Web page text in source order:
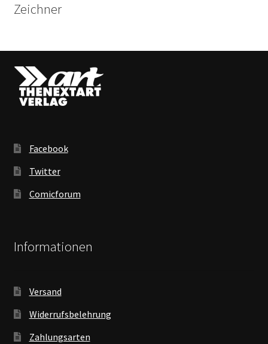
Zeichner
Facebook
Twitter
Comicforum
Informationen
Versand
Widerrufsbelehrung
Zahlungsarten